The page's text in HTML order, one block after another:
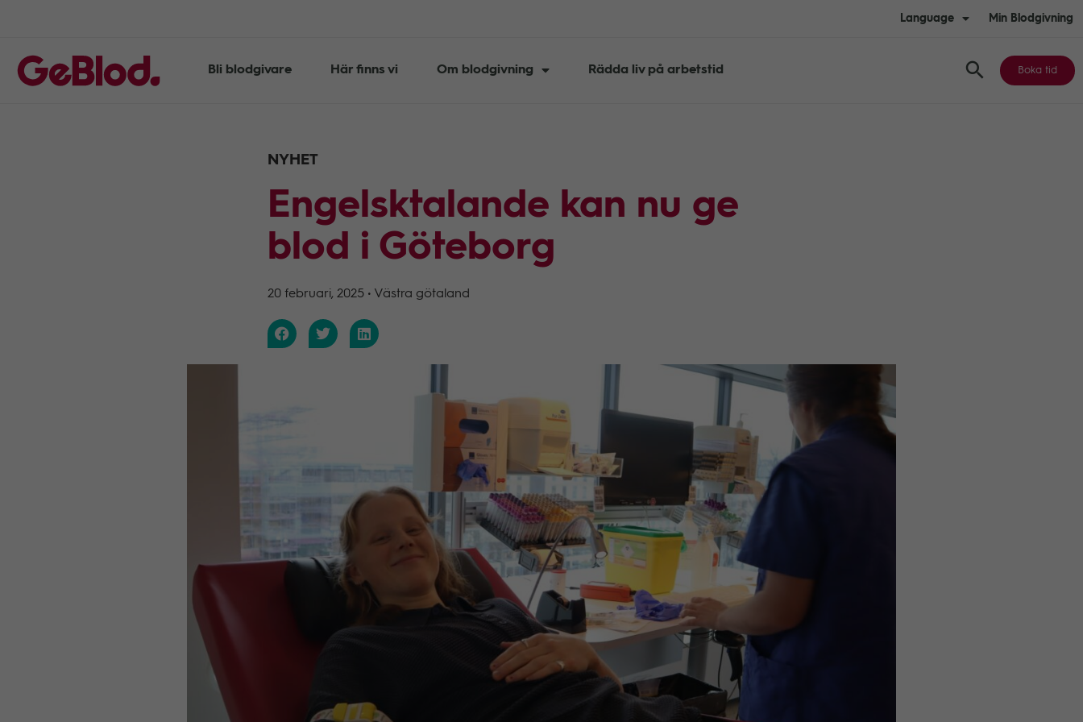
Language Min Blodgivning
Bli blodgivare Här finns vi Om blodgivning Rädda liv på arbetstid Boka tid
NYHET
Engelsktalande kan nu ge
blod i Göteborg
20 februari, 2025 • Västra götaland